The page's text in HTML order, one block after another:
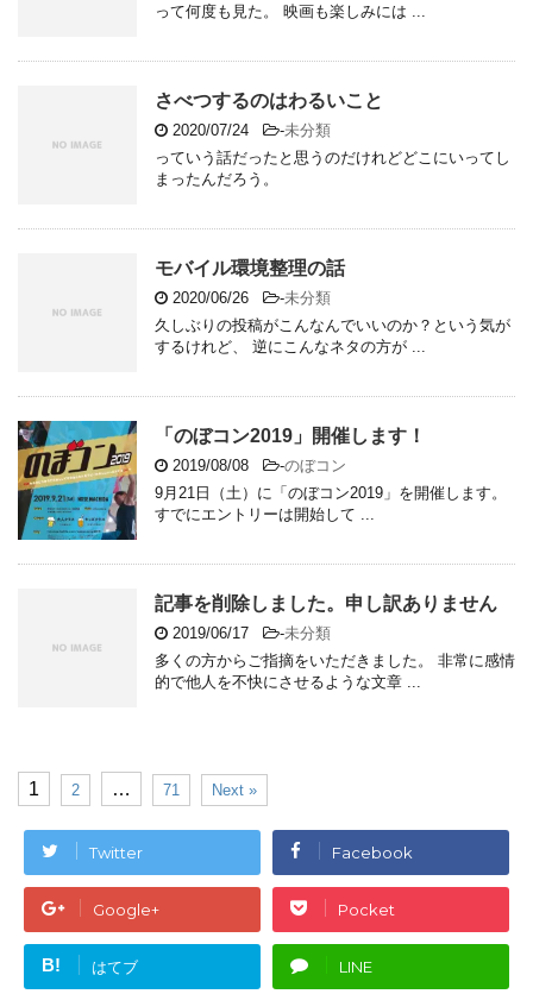
って何度も見た。 映画も楽しみには ...
さべつするのはわるいこと
2020/07/24 -未分類
っていう話だったと思うのだけれどどこにいってし
まったんだろう。
モバイル環境整理の話
2020/06/26 -未分類
久しぶりの投稿がこんなんでいいのか？という気が
するけれど、 逆にこんなネタの方が ...
「のぼコン2019」開催します！
2019/08/08 -のぼコン
9月21日（土）に「のぼコン2019」を開催します。
すでにエントリーは開始して ...
記事を削除しました。申し訳ありません
2019/06/17 -未分類
多くの方からご指摘をいただきました。 非常に感情
的で他人を不快にさせるような文章 ...
1 2 … 71 Next »
Twitter Facebook
Google+ Pocket
B! はてブ LINE